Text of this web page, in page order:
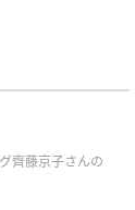
齊藤京子さんの